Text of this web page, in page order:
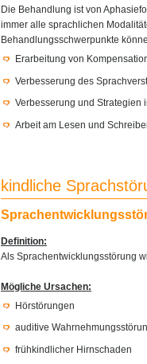
Die Behandlung ist von
immer alle sprachlichen
Behandlungsschwerpunkte
Erarbeitung von
Verbesserung des
Verbesserung und Strategien
Arbeit am Lesen und
kindliche
Definition:
Als Sprachentwicklungsstörung
Mögliche Ursachen:
Hörstörungen
auditive
frühkindlicher Hirnschaden